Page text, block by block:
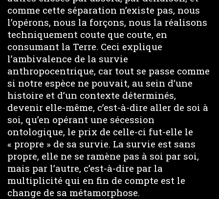
comme cette séparation n’existe pas, nous
l’opérons, nous la forçons, nous la réalisons
techniquement coute que coute, en
consumant la Terre. Ceci explique
l’ambivalence de la survie
anthropocentrique, car tout se passe comme
si notre espèce ne pouvait, au sein d’une
histoire et d’un contexte déterminés,
devenir elle-même, c’est-à-dire aller de soi à
soi, qu’en opérant une sécession
ontologique, le prix de celle-ci fut-elle le
« propre » de sa survie. La survie est sans
propre, elle ne se ramène pas à soi par soi,
mais par l’autre, c’est-à-dire par la
multiplicité qui en fin de compte est le
change de sa métamorphose.